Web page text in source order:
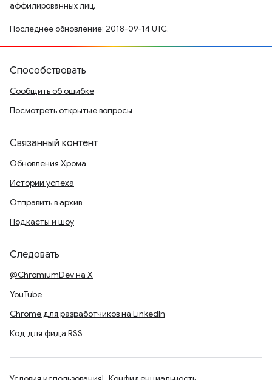
аффилированных лиц.
Последнее обновление: 2018-09-14 UTC.
Способствовать
Сообщить об ошибке
Посмотреть открытые вопросы
Связанный контент
Обновления Хрома
Истории успеха
Отправить в архив
Подкасты и шоу
Следовать
@ChromiumDev на X
YouTube
Chrome для разработчиков на LinkedIn
Код для фида RSS